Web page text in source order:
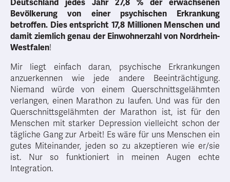
Deutschland jedes Jahr 27,8 % der erwachsenen
Bevölkerung von einer psychischen Erkrankung
betroffen. Dies entspricht 17,8 Millionen Menschen und
damit ziemlich genau der Einwohnerzahl von Nordrhein-
Westfalen!
Mir liegt einfach daran, psychische Erkrankungen
anzuerkennen wie jede andere Beeinträchtigung.
Niemand würde von einem Querschnittsgelähmten
verlangen, einen Marathon zu laufen. Und was für den
Querschnittsgelähmten der Marathon ist, ist für den
Menschen mit starker Depression vielleicht schon der
tägliche Gang zur Arbeit! Es wäre für uns Menschen ein
gutes Miteinander, jeden so zu akzeptieren wie er/sie
ist. Nur so funktioniert in meinen Augen echte
Integration.